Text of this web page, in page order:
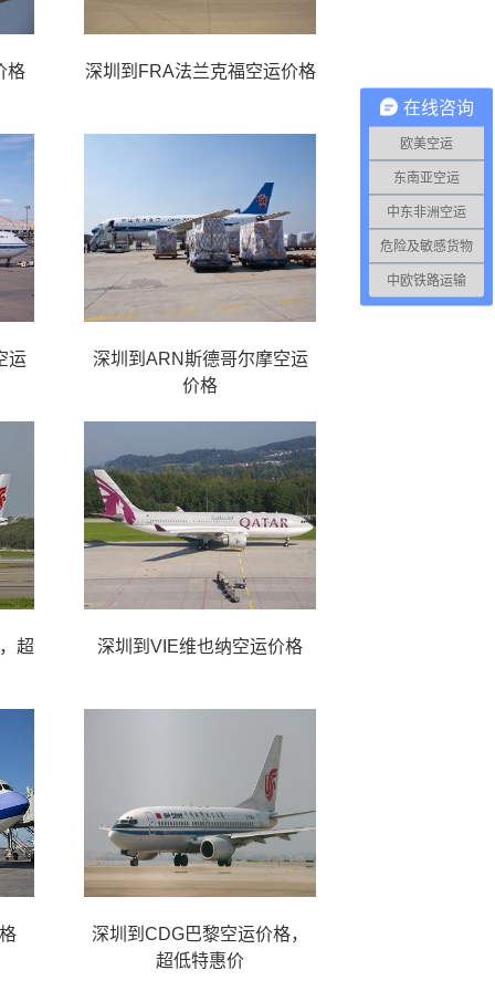
格 深圳到FRA法兰克福空运价格
运
深圳到ARN斯德哥尔摩空运
价格
超 深圳到VIE维也纳空运价格
深圳到CDG巴黎空运价格，
超低特惠价
在线咨询
欧美空运
东南亚空运
中东非洲空运
危险及敏感货物
中欧铁路运输